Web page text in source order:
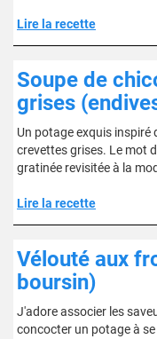
Lire la recette
Soupe de
grises
Un potage exquis inspiré
crevettes grises. Le mot
gratinée revisitée à la
Lire la recette
Vélouté aux
boursin)
J'adore associer les
concocter un potage à se